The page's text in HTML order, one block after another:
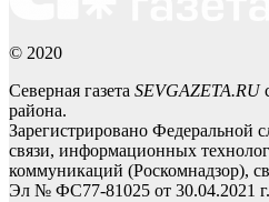
© 2020
Северная газета SEVGAZETA.RU
района.
Зарегистрировано Федеральной
связи, информационных
коммуникаций (Роскомнадзор),
Эл № ФС77-81025 от 30.04.2021 г.